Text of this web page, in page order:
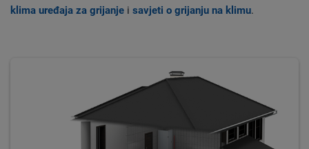
klima uređaja za grijanje i savjeti o grijanju na klimu.